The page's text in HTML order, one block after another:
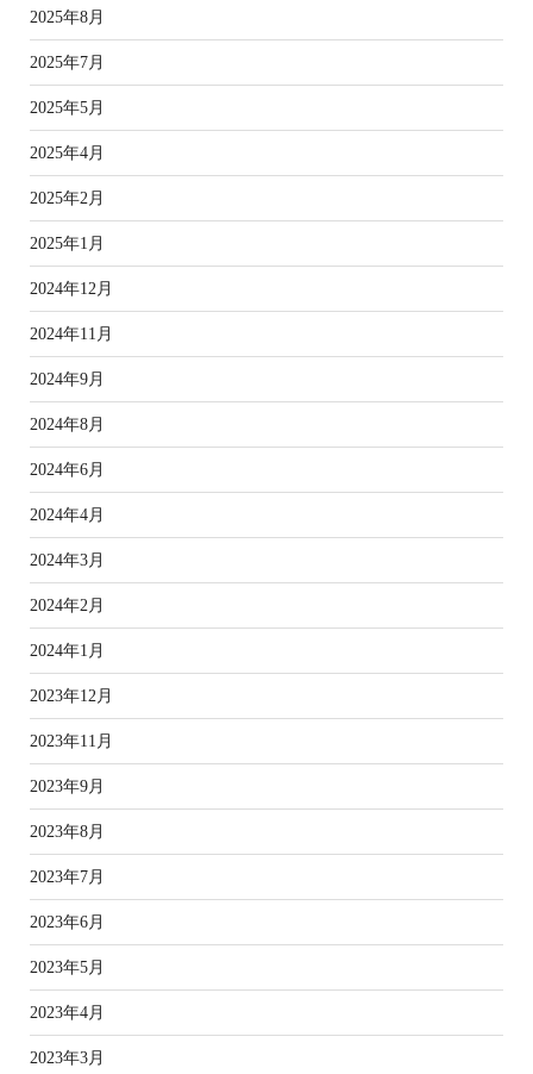
2025年8月
2025年7月
2025年5月
2025年4月
2025年2月
2025年1月
2024年12月
2024年11月
2024年9月
2024年8月
2024年6月
2024年4月
2024年3月
2024年2月
2024年1月
2023年12月
2023年11月
2023年9月
2023年8月
2023年7月
2023年6月
2023年5月
2023年4月
2023年3月